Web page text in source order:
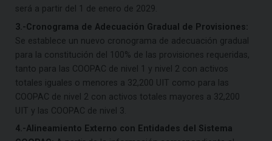
será a partir del 1 de enero de 2029.
3.-Cronograma de Adecuación Gradual de Provisiones:
Se establece un nuevo cronograma de adecuación gradual
para la constitución del 100% de las provisiones requeridas,
tanto para las COOPAC de nivel 1 y nivel 2 con activos
totales iguales o menores a 32,200 UIT como para las
COOPAC de nivel 2 con activos totales mayores a 32,200
UIT y las COOPAC de nivel 3.
4.-Alineamiento Externo con Entidades del Sistema